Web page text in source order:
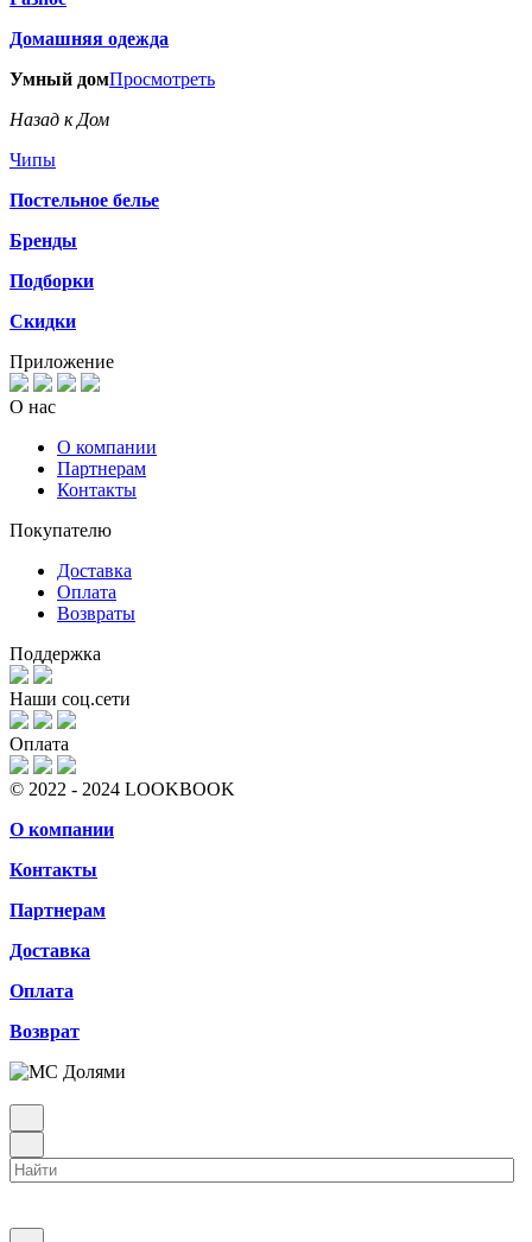
Домашняя одежда
Умный домПросмотреть
Назад к Дом
Чипы
Постельное белье
Бренды
Подборки
Скидки
Приложение
О нас
О компании
Партнерам
Контакты
Покупателю
Доставка
Оплата
Возвраты
Поддержка
Наши соц.сети
Оплата
© 2022 - 2024 LOOKBOOK
О компании
Контакты
Партнерам
Доставка
Оплата
Возврат